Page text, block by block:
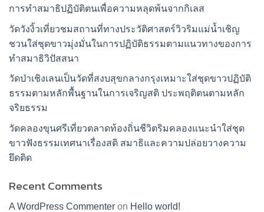
การทำสมาธิปฏิบัติตนเพื่อความหลุดพ้นจากกิเลส
วัดวังงิ้วเที่ยวชมสถานที่ทางประวัติศาสตร์วิวริมแม่น้ำเชิญ
ชวนใส่ชุดขาวมุ่งมั่นในการปฏิบัติธรรมตามแนวทางของการ
ทำสมาธิวิปัสสนา
วัดป่าเชิงเลนเป็นวัดที่สงบสุขกลางกรุงเหมาะใส่ชุดขาวปฏิบัติ
ธรรมตามหลักพื้นฐานในการเจริญสติ ประพฤติตนตามหลัก
จริยธรรม
วัดคลองขุนศรีเที่ยวตลาดท้องถิ่นชีวิตริมคลองแนะนำใส่ชุด
ขาวฟังธรรมเทศนาเรื่องสติ สมาธิและความปล่อยวางความ
ยึดติด
Recent Comments
A WordPress Commenter on Hello world!